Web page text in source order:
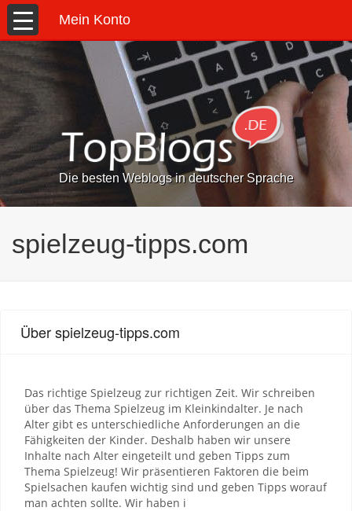
Mein Konto
Die besten Weblogs in deutscher Sprache
spielzeug-tipps.com
Über spielzeug-tipps.com
Das richtige Spielzeug zur richtigen Zeit. Wir schreiben
über das Thema Spielzeug im Kleinkindalter. Je nach
Alter gibt es unterschiedliche Anforderungen an die
Fähigkeiten der Kinder. Deshalb haben wir unsere
Inhalte nach Alter eingeteilt und geben Tipps zum
Thema Spielzeug! Wir präsentieren Faktoren die beim
Spielsachen kaufen wichtig sind und geben Tipps worauf
man achten sollte. Wir haben i